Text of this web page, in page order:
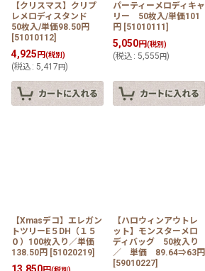
【クリスマス】クリプ
レメロディスタンド
50枚入/単価98.50円
[51010112]
4,925 円(税別)
(税込 : 5,417 円)
パーティーメロディキャ
リー 50枚入/単価101
円 [51010111 ]
5,050円(税別)
(税込 : 5,555 円)
【Xmasデコ】エレガン
トツリーE５DH（１５
０）100枚入り／単価
138.50円 [51020219]
【ハロウィンアウトレ
ット】モンスターメロ
ディバッグ 50枚入り
／ 単価 89.64⇒63円
[59010227]